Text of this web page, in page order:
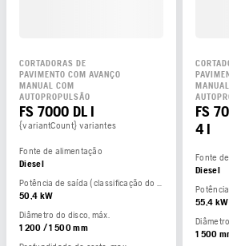
CORTADORAS DE
PAVIMENTO COM AVANÇO
MANUAL COM
AUTOPROPULSÃO
FS 7000 DL I
{variantCount} variantes
Fonte de alimentação
Diesel
Potência de saída (classificação do fabricante)
50,4 kW
Diâmetro do disco, máx.
1 200 / 1 500 mm
FS
4 I
Fonte
Diesel
55,4 kW
1 500